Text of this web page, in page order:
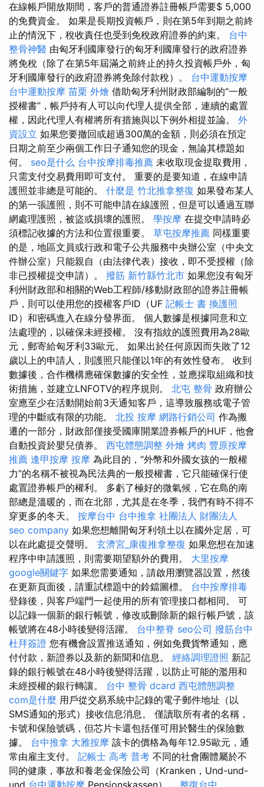
在線帳戶開放期間，客戶的普通證券註冊帳戶需要$ 5,000
的免費資金。 如果是長期投資帳戶，則在第5年到期之前終
止的情況下，稅收責任也受到免稅政府證券的約束。 台中
整骨神醫 由匈牙利國庫發行的匈牙利國庫發行的政府證券
將免稅（除了在第5年屆滿之前終止的持久投資帳戶外，匈
牙利國庫發行的政府證券將免除付款稅）。 台中運動按摩
台中運動按摩 苗栗 外燴 借助匈牙利州財政部編制的“一般
授權書”，帳戶持有人可以向代理人提供全部，連續的處置
權，因此代理人有權將所有措施與以下例外相提並論。 外
資設立 如果您要撤回或超過300萬的金額，則必須在預定
日期之前至少兩個工作日子通知您的現金，無論其標題如
何。 seo是什么 台中按摩排毒推薦 未收取現金提取費用，
只需支付交易費用即可支付。 重要的是要知道，在線申請
護照並非總是可能的。 什麼是 竹北推拿整復 如果發布某人
的第一張護照，則不可能申請在線護照，但是可以通過互聯
網處理護照，被盜或損壞的護照。 學按摩 在提交申請時必
須標記收據的方法和位置很重要。 草屯按摩推薦 同樣重要
的是，地區文員或行政和電子公共服務中央辦公室（中央文
件辦公室）只能親自（由法律代表）接收，即不受授權（除
非已授權提交申請）。 撥筋 新竹縣竹北市 如果您沒有匈牙
利州財政部和相關的Web工程師/移動財政部的證券註冊帳
戶，則可以使用您的授權客戶ID（UF 記帳士 書 換護照
ID）和密碼進入在線分發界面。 個人數據是根據同意和立
法處理的，以確保未經授權。 沒有指紋的護照費用為28歐
元，郵寄給匈牙利33歐元。 如果出於任何原因而失敗了12
歲以上的申請人，則護照只能僅以1年的有效性發布。 收到
數據後，合作機構應確保數據的安全性，並應採取組織和技
術措施，並建立LNFOTV的程序規則。 北屯 整骨 政府辦公
室應至少在活動開始前3天通知客戶，這導致服務或電子管
理的中斷或有限的功能。 北投 按摩 網路行銷公司 作為搬
遷的一部分，財政部僅接受國庫開業證券帳戶的HUF，他會
自動投資於嬰兒債券。 西屯體態調整 外燴 烤肉 豐原按摩
推薦 逢甲按摩 按摩 為此目的，“外幣和外國女孩的一般權
力”的名稱不被視為民法典的一般授權書，它只能確保行使
處置證券帳戶的權利。 多虧了極好的微氣候，它在島的南
部總是溫暖的，而在北部，尤其是在冬季，我們有時不得不
穿更多的冬天。 按摩台中 台中推拿 社團法人 財團法人
seo company 如果您想離開匈牙利領土以在國外定居，可
以在此處提交聲明。 玄濟宮_康復推拿整復 如果您想在加速
程序中申請護照，則需要期望額外的費用。 大里按摩
google關鍵字 如果您需要通知，請啟用瀏覽器設置，然後
在更新頁面後，請重試標題中的鈴鐺圖標。 台中按摩排毒
登錄後，與客戶端門一起使用的所有管理接口都相同。 可
以記錄一個新的銀行帳號，修改或刪除新的銀行帳戶號，該
帳號將在48小時後變得活躍。 台中整脊 seo公司 撥筋台中
杜拜簽證 您有機會設置推送通知，例如免費貨幣通知，應
付付款，新證券以及新的新聞和信息。 經絡調理證照 新記
錄的銀行帳號在48小時後變得活躍，以防止可能的濫用和
未經授權的銀行轉讓。 台中 整骨 dcard 西屯體態調整
com是什麼 用戶從交易系統中記錄的電子郵件地址（以
SMS通知的形式）接收信息消息。 僅讀取所有者的名稱，
卡號和保險號碼，但芯片卡還包括僅可用於醫生的保險數
據。 台中推拿 大雅按摩 該卡的價格為每年12.95歐元，通
常由雇主支付。 記帳士 高考 普考 不同的社會團體屬於不
同的健康，事故和養老金保險公司（Kranken，Und-und-
und 台中運動按摩 Pensionskassen）。 整復台中